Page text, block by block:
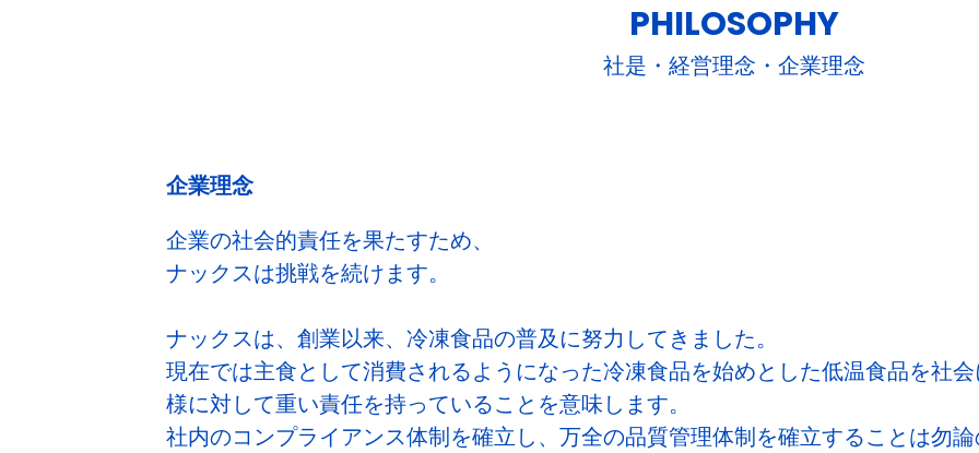
PHILOSOPHY
社是・経営理念・企業理念
企業理念
企業の社会的責任を果たすため、
ナックスは挑戦を続けます。
ナックスは、創業以来、冷凍食品の普及に努力してきました。
現在では主食として消費されるようになった冷凍食品を始めとした低温食品を社
様に対して重い責任を持っていることを意味します。
社内のコンプライアンス体制を確立し、万全の品質管理体制を確立することは勿